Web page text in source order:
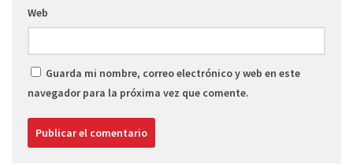
Web
Guarda mi nombre, correo electrónico y web en este
navegador para la próxima vez que comente.